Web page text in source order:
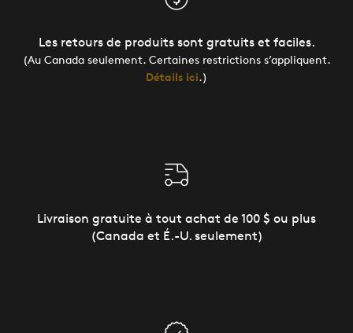
Les retours de produits sont gratuits et faciles.
(Au Canada seulement. Certaines restrictions s’appliquent.
Détails ici.)
Livraison gratuite à tout achat de 100 $ ou plus
(Canada et É.-U. seulement)